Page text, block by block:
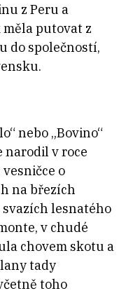
z Peru a
měla putovat z
do společností,
nebo „Bovino“
narodil v roce
o
na březích
lesnatého
v chudé
chovem skotu a
tady
toho